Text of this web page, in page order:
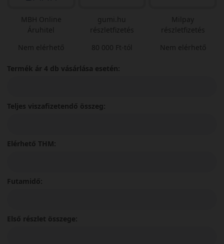
MBH Online
Áruhitel
Nem elérhető
gumi.hu
részletfizetés
80 000 Ft-tól
Milpay
részletfizetés
Nem elérhető
Termék ár 4 db vásárlása esetén:
Teljes viszafizetendő összeg:
Elérhető THM:
Futamidő:
Első részlet összege: